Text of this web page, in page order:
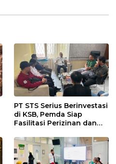
PT STS Serius Berinvestasi
di KSB, Pemda Siap
Fasilitasi Perizinan dan
Regulasi